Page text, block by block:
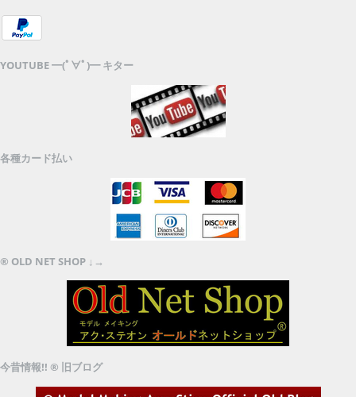
YOUTUBE ━(ﾟ∀ﾟ)━ キター
各種カード払い
® OLD NET SHOP ↓→
今昔情報!! ® 旧ブログ